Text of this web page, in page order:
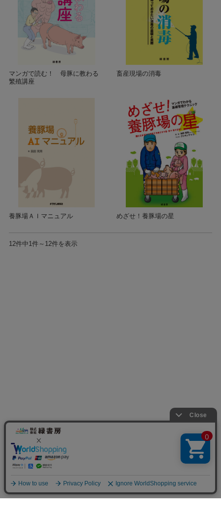
マンガで読む！ 母豚に教わる
繁殖講座
畜産現場の消毒
養豚場ＡＩマニュアル めざせ！養豚場の星
12件中1件～12件を表示